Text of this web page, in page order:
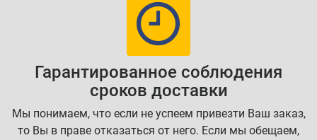
Гарантированное соблюдения
сроков доставки
Мы понимаем, что если не успеем привезти Ваш заказ,
то Вы в праве отказаться от него. Если мы обещаем,